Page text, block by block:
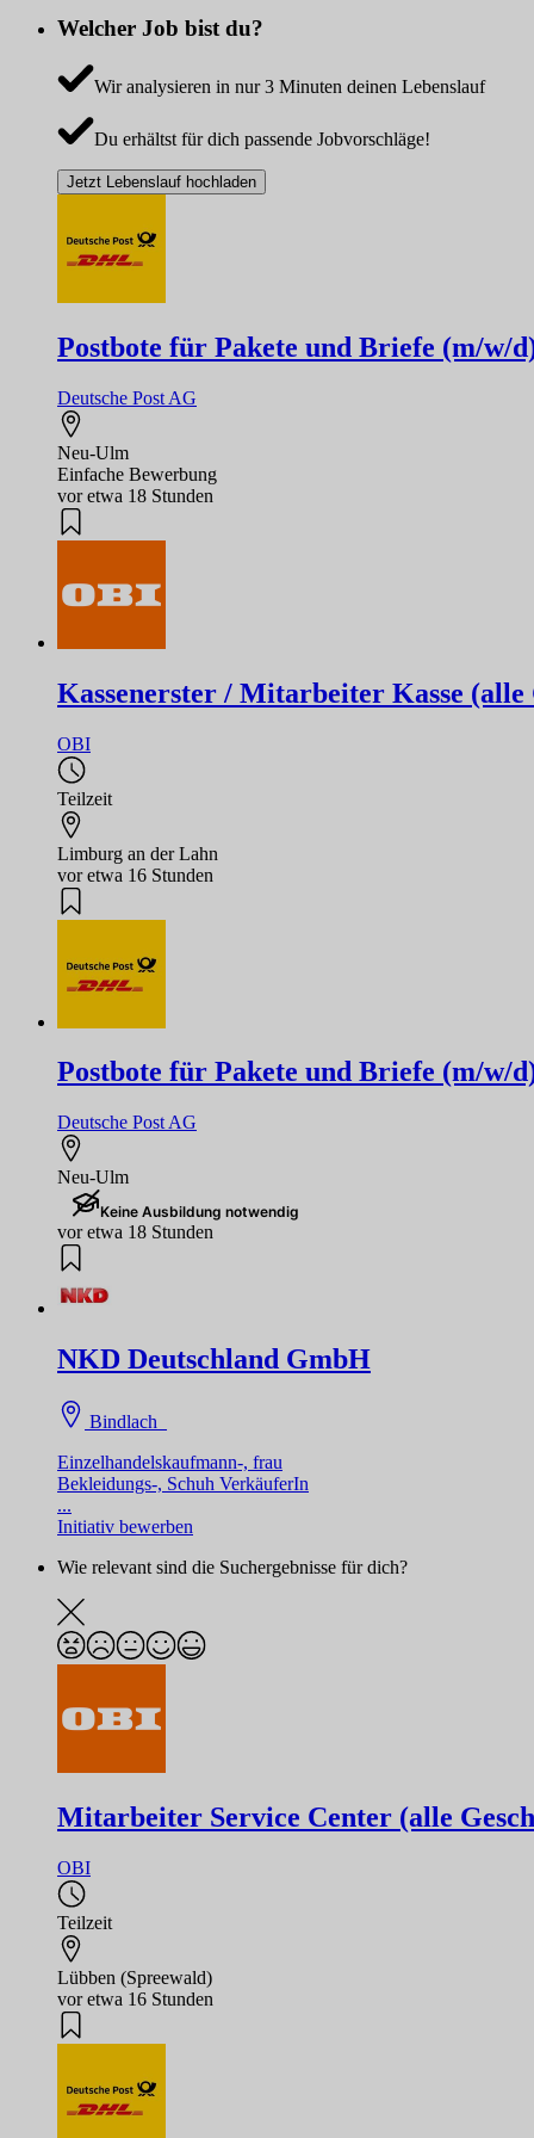
Welcher Job bist du?
Wir analysieren in nur 3 Minuten deinen Lebenslauf
Du erhältst für dich passende Jobvorschläge!
Jetzt Lebenslauf hochladen
Postbote für Pakete und Briefe (m/w/
Deutsche Post AG
Neu-Ulm
Einfache Bewerbung
vor etwa 18 Stunden
Kassenerster / Mitarbeiter Kasse (alle
OBI
Teilzeit
Limburg an der Lahn
vor etwa 16 Stunden
Postbote für Pakete und Briefe (m/w/
Deutsche Post AG
Neu-Ulm
Keine Ausbildung notwendig
vor etwa 18 Stunden
NKD Deutschland GmbH
Bindlach
Einzelhandelskaufmann-, frau
Bekleidungs-, Schuh VerkäuferIn
...
Initiativ bewerben
Wie relevant sind die Suchergebnisse für dich?
Mitarbeiter Service Center (alle
OBI
Teilzeit
Lübben (Spreewald)
vor etwa 16 Stunden